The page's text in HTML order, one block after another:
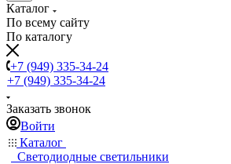
Каталог
По всему сайту
По каталогу
+7 (949) 335-34-24
+7 (949) 335-34-24
Заказать звонок
Войти
Каталог
Светодиодные светильники